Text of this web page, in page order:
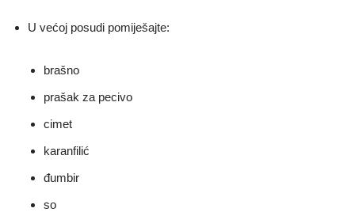
U većoj posudi pomiješajte:
brašno
prašak za pecivo
cimet
karanfilić
đumbir
so